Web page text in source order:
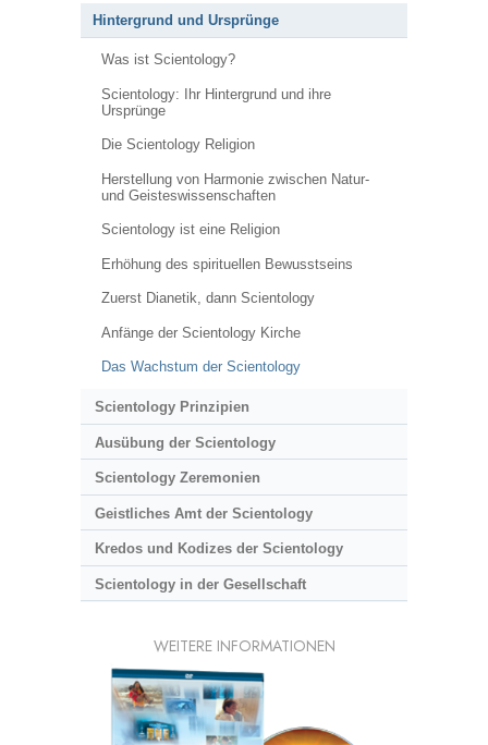
Hintergrund und Ursprünge
Was ist Scientology?
Scientology: Ihr Hintergrund und ihre
Ursprünge
Die Scientology Religion
Herstellung von Harmonie zwischen Natur-
und Geisteswissenschaften
Scientology ist eine Religion
Erhöhung des spirituellen Bewusstseins
Zuerst Dianetik, dann Scientology
Anfänge der Scientology Kirche
Das Wachstum der Scientology
Scientology Prinzipien
Ausübung der Scientology
Scientology Zeremonien
Geistliches Amt der Scientology
Kredos und Kodizes der Scientology
Scientology in der Gesellschaft
WEITERE INFORMATIONEN